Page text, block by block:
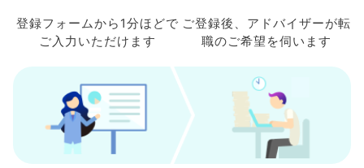
登録フォームから 1分ほどで
ご入力 いただけます
ご登録後、 アドバイザーが転
職のご希望を伺います